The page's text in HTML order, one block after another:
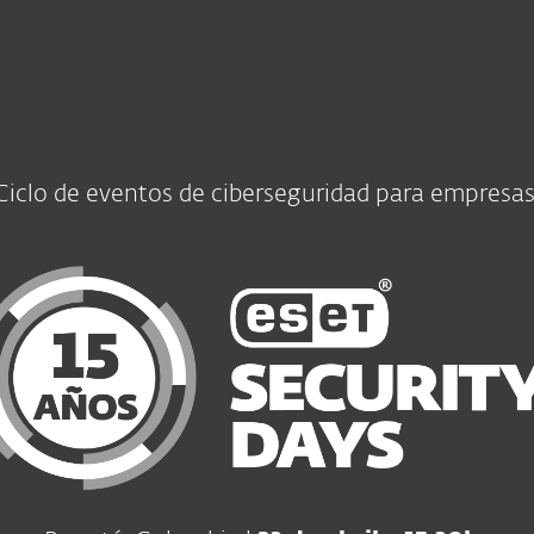
de eventos de ciberseguridad para empresas